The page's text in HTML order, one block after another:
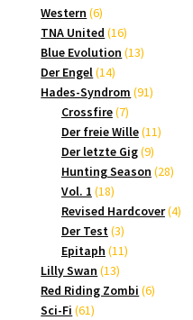
Western 66
Produkte
TNA United 1616
Produkte
Blue Evolution 1313
Der Engel 1414
Produkte
Hades-Syndrom 9191
Crossfire 77
Produkte
Der freie Wille 1111
Der letzte Gig 99
Produkte
Hunting Season 2828
Vol. 1 1818
Produkte
Revised Hardcover 44
Der Test 33
Produkte
Epitaph 1111
Lilly Swan 1313
Produkte
Red Riding Zombi 66
Sci-Fi 6161